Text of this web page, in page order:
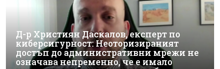
Д-р Християн Даскалов, експерт по
киберсигурност: Неоторизираният
достъп до административни мрежи не
означава непременно, че е имало